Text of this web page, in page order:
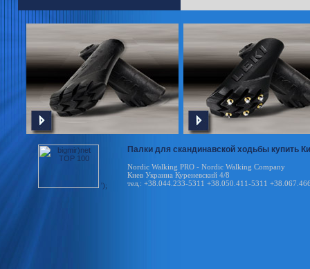
');
Палки для скандинавской ходьбы купить
Nordic Walking PRO - Nordic Walking Company
Киев Украина Куреневский 4/8
тел,: +38.044.233-5311 +38.050.411-5311